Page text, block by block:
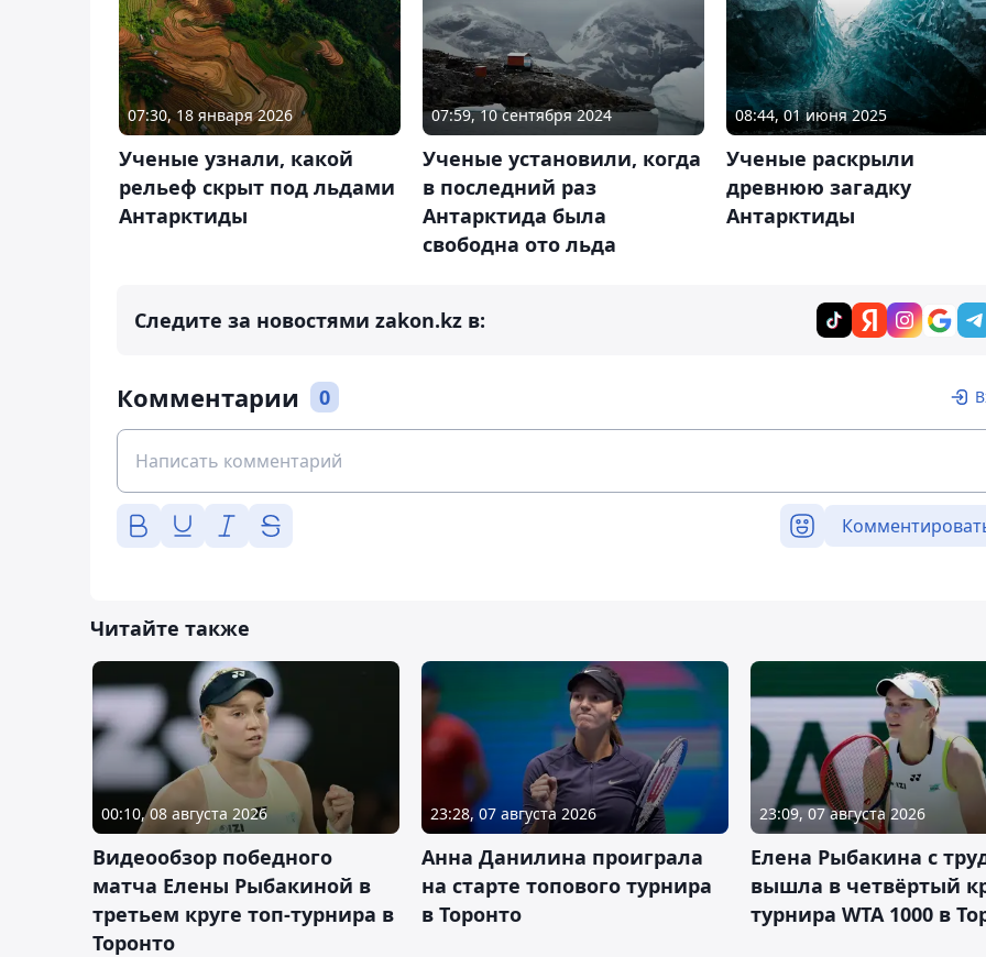
07:30, 18 января 2026
Ученые узнали, какой
рельеф скрыт под льдами
Антарктиды
07:59, 10 сентября 2024
Ученые установили, когда
в последний раз
Антарктида была
свободна ото льда
08:44, 01 июня 2025
Ученые раскрыли
древнюю загадку
Антарктиды
Следите за новостями zakon.kz в:
Комментарии 0
Читайте также
00:10, 08 августа 2026
Видеообзор победного
матча Елены Рыбакиной в
третьем круге топ-турнира в
Торонто
23:28, 07 августа 2026
Анна Данилина проиграла
на старте топового турнира
в Торонто
23:09, 07 августа 2026
Елена Рыбакина с
вышла в четвёртый
турнира WTA 1000 в